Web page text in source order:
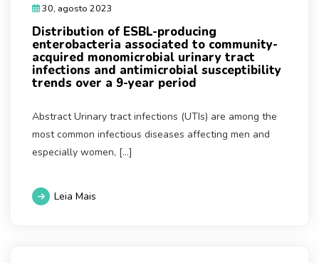
30, agosto 2023
Distribution of ESBL-producing
enterobacteria associated to community-
acquired monomicrobial urinary tract
infections and antimicrobial susceptibility
trends over a 9-year period
Abstract Urinary tract infections (UTIs) are among the
most common infectious diseases affecting men and
especially women, […]
Leia Mais